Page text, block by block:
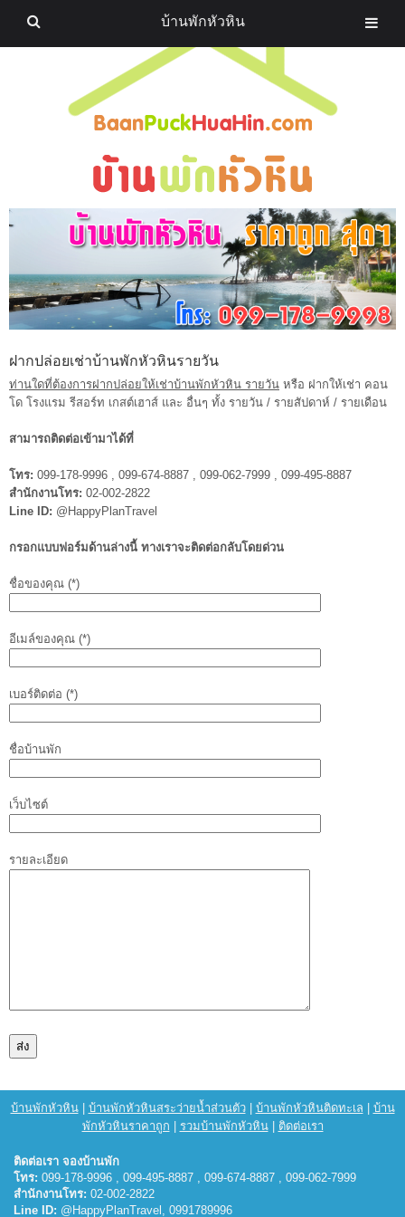
ฝากปล่อยเช่าบ้านพักหัวหินรายวัน
ท่านใดที่ต้องการฝากปล่อยให้เช่าบ้านพักหัวหิน รายวัน หรือ ฝากให้เช่า คอน
โด โรงแรม รีสอร์ท เกสต์เฮาส์ และ อื่นๆ ทั้ง รายวัน / รายสัปดาห์ / รายเดือน
สามารถติดต่อเข้ามาได้ที่
โทร: 099-178-9996 , 099-674-8887 , 099-062-7999 , 099-495-8887
สำนักงานโทร: 02-002-2822
Line ID: @HappyPlanTravel
กรอกแบบฟอร์มด้านล่างนี้ ทางเราจะติดต่อกลับโดยด่วน
ชื่อของคุณ (*)
อีเมล์ของคุณ (*)
เบอร์ติดต่อ (*)
ชื่อบ้านพัก
เว็บไซต์
รายละเอียด
บ้านพักหัวหิน| บ้านพักหัวหินสระว่ายน้ำส่วนตัว| บ้านพักหัวหินติดทะเล
บ้าน
พักหัวหินราคาถูก
รวมบ้านพักหัวหิน| ติดต่อเรา
ติดต่อเรา จองบ้านพัก
โทร: 099-178-9996 , 099-495-8887 , 099-674-8887 , 099-062-7999
สำนักงานโทร: 02-002-2822
Line ID: @HappyPlanTravel, 0991789996
บ้านพักหัวหิน